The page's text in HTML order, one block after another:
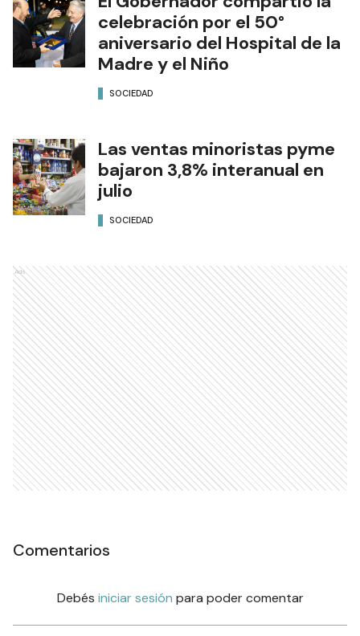
celebración por el 50°
aniversario del Hospital de la
Madre y el Niño
SOCIEDAD
Las ventas minoristas pyme
bajaron 3,8% interanual en
julio
SOCIEDAD
Ads
Comentarios
Debés iniciar sesión para poder comentar